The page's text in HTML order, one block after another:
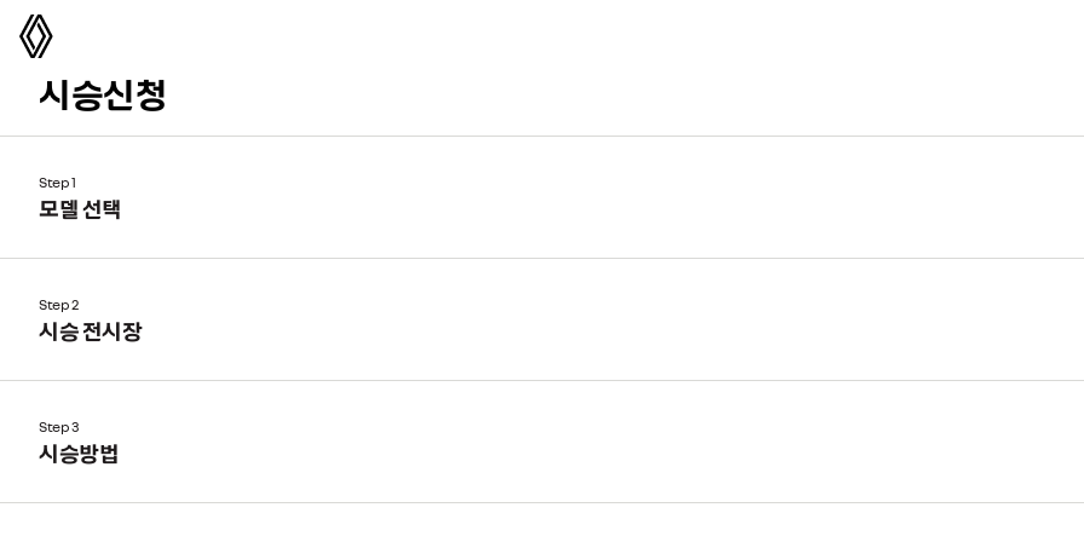
르노코리아
시승신청
Step 1
모델 선택
Step 2
시승 전시장
Step 3
시승방법